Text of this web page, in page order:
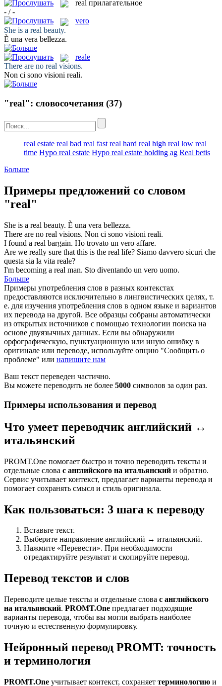
real прилагательное
- / -
vero
She is a real beauty.
È una vera bellezza.
reale
There are no real visions.
Non ci sono visioni reali.
"real": словосочетания (37)
real estate real bad real fast real hard real high real low real
time Hypo real estate Hypo real estate holding ag Real betis
Больше
Примеры предложений со словом
"real"
She is a real beauty. È una vera bellezza.
There are no real visions. Non ci sono visioni reali.
I found a real bargain. Ho trovato un vero affare.
Are we really sure that this is the real life? Siamo davvero sicuri che
questa sia la vita reale?
I'm becoming a real man. Sto diventando un vero uomo.
Больше
Примеры употребления слов в разных контекстах
предоставляются исключительно в лингвистических целях, т.
е. для изучения употребления слов в одном языке и вариантов
их перевода на другой. Все образцы собраны автоматически
из открытых источников с помощью технологии поиска на
основе двуязычных данных. Если вы обнаружили
орфографическую, пунктуационную или иную ошибку в
оригинале или переводе, используйте опцию "Сообщить о
проблеме" или напишите нам
Ваш текст переведен частично.
Вы можете переводить не более 5000 символов за один раз.
Примеры использования и перевод
Что умеет переводчик английский ↔
итальянский
PROMT.One помогает быстро и точно переводить тексты и
отдельные слова с английского на итальянский и обратно.
Сервис учитывает контекст, предлагает варианты перевода и
помогает сохранять смысл и стиль оригинала.
Как пользоваться: 3 шага к переводу
Вставьте текст.
Выберите направление английский ↔ итальянский.
Нажмите «Перевести». При необходимости
отредактируйте результат и скопируйте перевод.
Перевод текстов и слов
Переводите целые тексты и отдельные слова с английского
на итальянский. PROMT.One предлагает подходящие
варианты перевода, чтобы вы могли выбрать наиболее
точную и естественную формулировку.
Нейронный перевод PROMT: точность
и терминология
PROMT.One учитывает контекст, сохраняет терминологию и